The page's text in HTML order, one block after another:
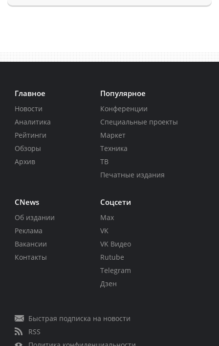
Главное
Новости
Аналитика
Рейтинги
Обзоры
Архив
Популярное
Конференции
Специальные проекты
Маркет
Техника
ТВ
Печатные издания
CNews
Об издании
Реклама
Вакансии
Контакты
Соцсети
Max
VK
VK Видео
Rutube
Telegram
Дзен
Быстрая подписка на новости
RSS